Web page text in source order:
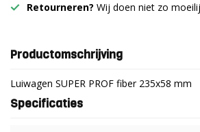
Retourneren? Wij doen niet zo
Productomschrijving
Luiwagen SUPER PROF fiber 235x58 mm
Specificaties